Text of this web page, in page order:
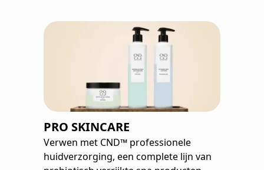
PRO SKINCARE
Verwen met CND™ professionele
huidverzorging, een complete lijn van